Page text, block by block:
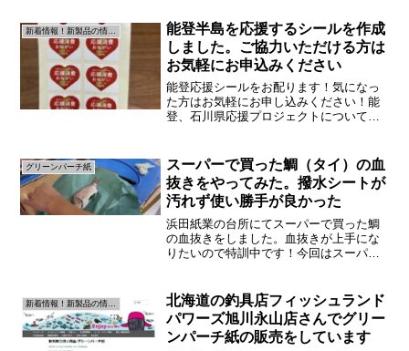
新着情報！新製品の情報です！
能登半島を応援するシールを作成
しました。ご協力いただける方は
お気軽にお申込みください
能登応援シールをお配ります！気になっ
た方はお気軽にお申し込みください！能
登、石川県応援プロジェクトについて能
その中で石川県のホームページに能登を
応援するページがあります...
グリーンパーチ紙
スーパーで買った鯛（タイ）の血
抜きをやってみた。撥水シートが
汚れず使い勝手が良かった
浜田紙業の台所にてスーパーで買った鯛
の血抜きをしました。血抜きが上手にな
りたいので特訓中です！今回はスーパー
の市場が休みということで急遽近所のス
ーパーで鯛を買いました。...
北海道の釣具店フィッシュランド
パワーズ旭川永山店さんでグリー
ンパーチ紙の販売をしています